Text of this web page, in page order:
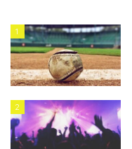
1
2